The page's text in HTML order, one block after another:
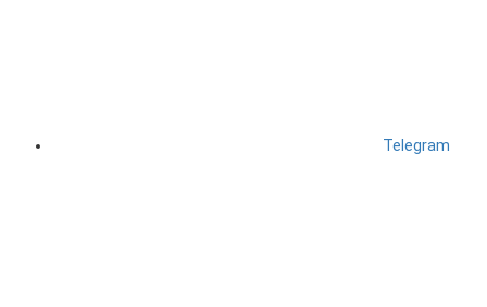
Telegram